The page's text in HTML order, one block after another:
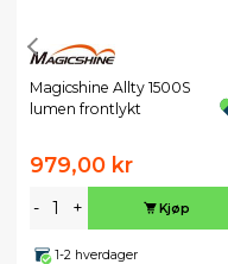
Magicshine Allty 1500S
lumen frontlykt
979,00 kr
- + Kjøp
1-2 hverdager